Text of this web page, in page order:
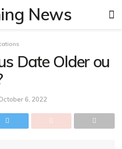
Date Older ou
6, 2022